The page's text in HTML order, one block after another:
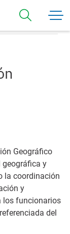
Geográfico
y
la coordinación
y
los funcionarios
del